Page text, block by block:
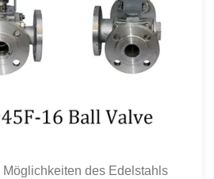
Möglichkeiten des Edelstahls